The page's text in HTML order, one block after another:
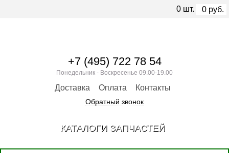
+7 (495) 722 78 54
Понедельник - Воскресенье 09.00-19.00
Доставка Оплата Контакты
Обратный звонок
0 шт. 0 руб.
КАТАЛОГИ ЗАПЧАСТЕЙ